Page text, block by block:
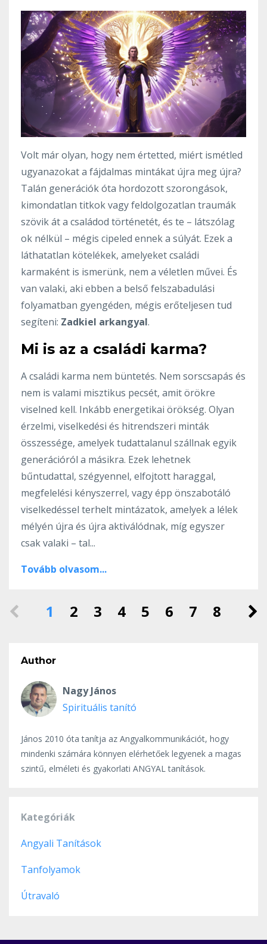
Volt már olyan, hogy nem értetted, miért ismétled
ugyanazokat a fájdalmas mintákat újra meg újra?
Talán generációk óta hordozott szorongások,
kimondatlan titkok vagy feldolgozatlan traumák
szövik át a családod történetét, és te – látszólag
ok nélkül – mégis cipeled ennek a súlyát. Ezek a
láthatatlan kötelékek, amelyeket családi
karmaként is ismerünk, nem a véletlen művei. És
van valaki, aki ebben a belső felszabadulási
folyamatban gyengéden, mégis erőteljesen tud
segíteni: Zadkiel arkangyal.
Mi is az a családi karma?
A családi karma nem büntetés. Nem sorscsapás és
nem is valami misztikus pecsét, amit örökre
viselned kell. Inkább energetikai örökség. Olyan
érzelmi, viselkedési és hitrendszeri minták
összessége, amelyek tudattalanul szállnak egyik
generációról a másikra. Ezek lehetnek
bűntudattal, szégyennel, elfojtott haraggal,
megfelelési kényszerrel, vagy épp önszabotáló
viselkedéssel terhelt mintázatok, amelyek a lélek
mélyén újra és újra aktiválódnak, míg egyszer
csak valaki – tal...
Tovább olvasom...
1 2 3 4 5 6 7 8
Author
Nagy János
Spirituális tanító
János 2010 óta tanítja az Angyalkommunikációt, hogy
mindenki számára könnyen elérhetőek legyenek a magas
szintű, elméleti és gyakorlati ANGYAL tanítások.
Kategóriák
Angyali Tanítások
Tanfolyamok
Útravaló